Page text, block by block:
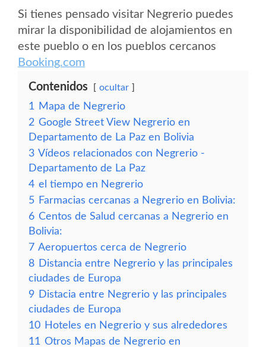
Si tienes pensado visitar Negrerio puedes
mirar la disponibilidad de alojamientos en
este pueblo o en los pueblos cercanos
Booking.com
Contenidos ocultar
1
Mapa de Negrerio
2 Google Street View Negrerio en
Departamento de La Paz en Bolivia
3 Vídeos relacionados con Negrerio -
Departamento de La Paz
4 el tiempo en Negrerio
5 Farmacias cercanas a Negrerio en Bolivia:
6 Centos de Salud cercanas a Negrerio en
Bolivia:
7 Aeropuertos cerca de Negrerio
8 Distancia entre Negrerio y las principales
ciudades de Europa
9 Distacia entre Negrerio y las principales
ciudades de Europa
10 Hoteles en Negrerio y sus alrededores
11 Otros Mapas de Negrerio en